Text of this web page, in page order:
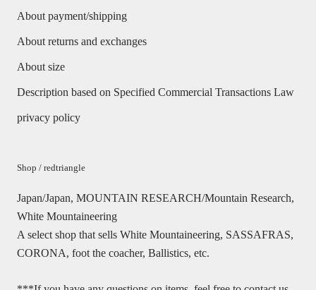
About payment/shipping
About returns and exchanges
About size
Description based on Specified Commercial Transactions Law
privacy policy
Shop / redtriangle
Japan/Japan, MOUNTAIN RESEARCH/Mountain Research,
White Mountaineering
A select shop that sells White Mountaineering, SASSAFRAS,
CORONA, foot the coacher, Ballistics, etc.